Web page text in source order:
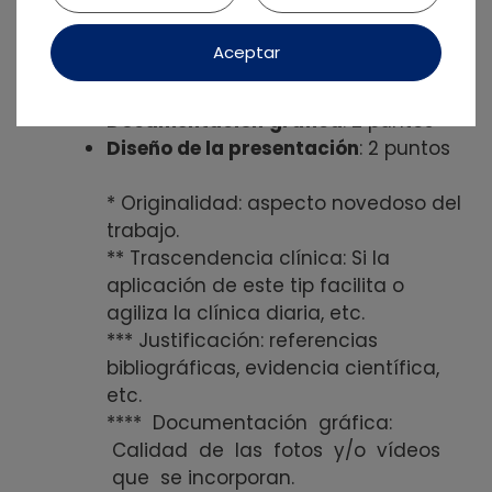
Trascendencia clínica
: 2 puntos**
Documentación gráfica: 2 puntos****
Diseño de la presentación: 2 puntos
* Originalidad: aspecto novedoso del
trabajo.
** Trascendencia clínica: Si la
aplicación de este tip facilita o
agiliza la clínica diaria, etc.
*** Justificación: referencias
bibliográficas, evidencia científica,
etc.
**** Documentación gráfica:
Calidad de las fotos y/o vídeos
que se incorporan.
Aceptar